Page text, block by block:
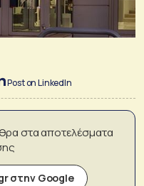
Post on LinkedIn
στα αποτελέσματα
στην Google